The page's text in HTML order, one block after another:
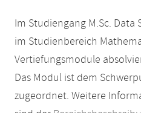
Im Studiengang M.Sc. Data
im Studienbereich
Vertiefungsmodule
Das Modul ist dem
zugeordnet. Weitere